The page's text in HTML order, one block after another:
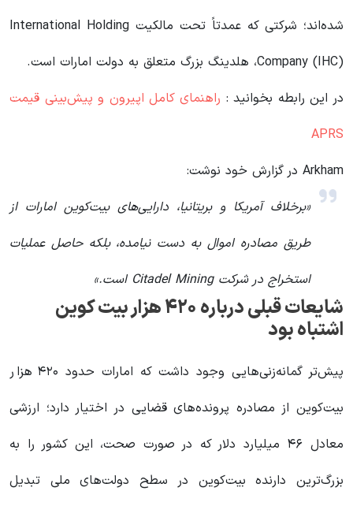
شده‌اند؛ شرکتی که عمدتاً تحت مالکیت International Holding
Company (IHC)، هلدینگ بزرگ متعلق به دولت امارات است.
در این رابطه بخوانید‌ : راهنمای کامل اپیرون و پیش‌بینی قیمت
APRS
Arkham در گزارش خود نوشت:
«برخلاف آمریکا و بریتانیا، دارایی‌های بیت‌کوین امارات از
طریق مصادره اموال به دست نیامده، بلکه حاصل عملیات
استخراج در شرکت Citadel Mining است.»
شایعات قبلی درباره ۴۲۰ هزار بیت کوین
اشتباه بود
پیش‌تر گمانه‌زنی‌هایی وجود داشت که امارات حدود ۴۲۰ هزار
بیت‌کوین از مصادره پرونده‌های قضایی در اختیار دارد؛ ارزشی
معادل ۴۶ میلیارد دلار که در صورت صحت، این کشور را به
بزرگ‌ترین دارنده بیت‌کوین در سطح دولت‌های ملی تبدیل